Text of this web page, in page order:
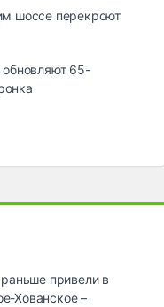
шоссе перекроют
обновляют 65-
привели в
Хованское –